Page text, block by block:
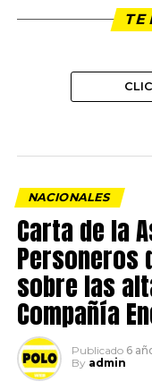
TE
NACIONALES
Carta de la
Personeros
sobre las
Compañía
Publicado 6
By admin